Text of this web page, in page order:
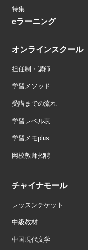
特集
eラーニング
オンラインスクール
担任制・講師
学習メソッド
受講までの流れ
学習レベル表
学習メモplus
网校教师招聘
チャイナモール
レッスンチケット
中級教材
中国現代文学